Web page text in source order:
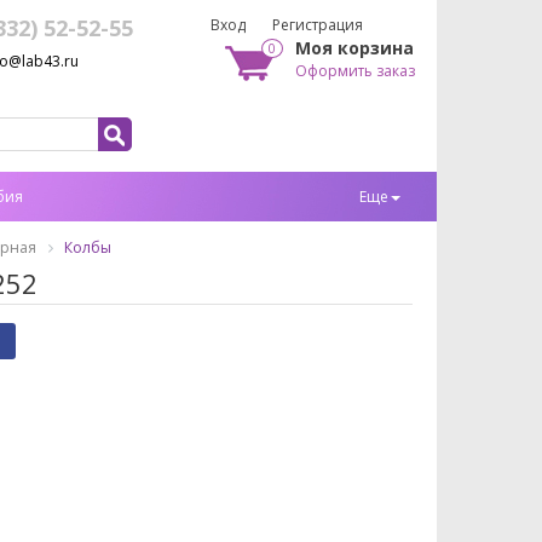
52-52-55 Вход Регистрация
0 Моя корзина
Оформить заказ
Еще
Колбы